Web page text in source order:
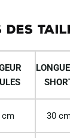
DES
cm 30